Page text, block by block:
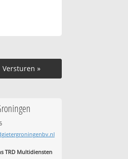
Versturen »
TRD Multidiensten